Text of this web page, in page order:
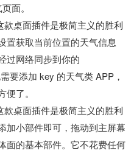
面。
置获取当前位置的天气信息
过网络同步到你的
要添加 key 的天气类 APP，
了。
加小部件即可，拖动到主屏幕
面的基本部件。它不花费任何